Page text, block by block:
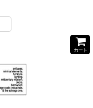
カート